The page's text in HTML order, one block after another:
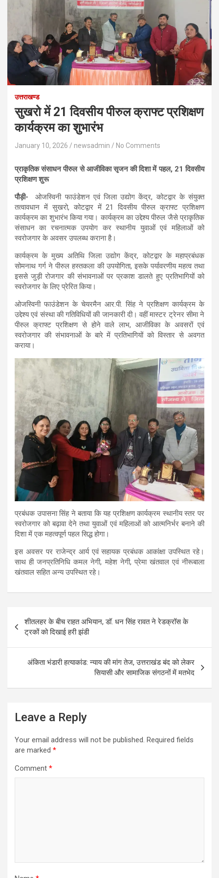
उत्तराखण्ड
सुखरो में 21 दिवसीय पीरुल क्राफ्ट प्रशिक्षण
कार्यक्रम का शुभारंभ
January 10, 2026 newsadmin No Comments
प्राकृतिक संसाधन पीरुल से आजीविका सृजन की दिशा में पहल, 21 दिवसीय
प्रशिक्षण शुरू
पौड़ी-
ओजस्विनी फाउंडेशन एवं जिला उद्योग केंद्र, कोटद्वार के संयुक्त
तत्वावधान में सुखरो, कोटद्वार में 21 दिवसीय पीरुल क्राफ्ट प्रशिक्षण
कार्यक्रम का शुभारंभ किया गया। कार्यक्रम का उद्देश्य पीरुल जैसे प्राकृतिक
संसाधन का रचनात्मक उपयोग कर स्थानीय युवाओं एवं महिलाओं को
स्वरोजगार के अवसर उपलब्ध कराना है।
कार्यक्रम के मुख्य अतिथि जिला उद्योग केंद्र, कोटद्वार के महाप्रबंधक
सोमनाथ गर्ग ने पीरुल हस्तकला की उपयोगिता, इसके पर्यावरणीय महत्व तथा
इससे जुड़ी रोजगार की संभावनाओं पर प्रकाश डालते हुए प्रतिभागियों को
स्वरोजगार के लिए प्रेरित किया।
ओजस्विनी फाउंडेशन के चेयरमैन आर.पी. सिंह ने प्रशिक्षण कार्यक्रम के
उद्देश्य एवं संस्था की गतिविधियों की जानकारी दी। वहीं मास्टर ट्रेनर सीमा ने
पीरुल क्राफ्ट प्रशिक्षण से होने वाले लाभ, आजीविका के अवसरों एवं
स्वरोजगार की संभावनाओं के बारे में प्रतिभागियों को विस्तार से अवगत
कराया।
प्रबंधक उपासना सिंह ने बताया कि यह प्रशिक्षण कार्यक्रम स्थानीय स्तर पर
स्वरोजगार को बढ़ावा देने तथा युवाओं एवं महिलाओं को आत्मनिर्भर बनाने की
दिशा में एक महत्वपूर्ण पहल सिद्ध होगा।
इस अवसर पर राजेन्द्र आर्य एवं सहायक प्रबंधक आकांक्षा उपस्थित रहे।
साथ ही जनप्रतिनिधि कमल नेगी, महेश नेगी, प्रेमा खंतवाल एवं नीरूबाला
खंतवाल सहित अन्य उपस्थित रहे।
navigation
शीतलहर के बीच राहत अभियान, डॉ. धन सिंह रावत ने रेडक्रॉस के
ट्रकों को दिखाई हरी झंडी
अंकिता भंडारी हत्याकांड: न्याय की मांग तेज, उत्तराखंड बंद को लेकर
सियासी और सामाजिक संगठनों में मतभेद
Leave a Reply
Your email address will not be published. Required fields
are marked *
Comment *